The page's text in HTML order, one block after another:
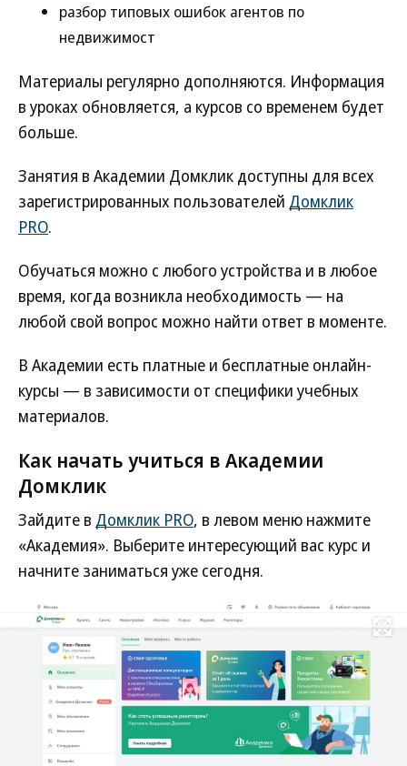
разбор типовых ошибок агентов по
недвижимост
Материалы регулярно дополняются. Информация
в уроках обновляется, а курсов со временем будет
больше.
Занятия в Академии Домклик доступны для всех
зарегистрированных пользователей Домклик
PRO.
Обучаться можно с любого устройства и в любое
время, когда возникла необходимость — на
любой свой вопрос можно найти ответ в моменте.
В Академии есть платные и бесплатные онлайн-
курсы — в зависимости от специфики учебных
материалов.
Как начать учиться в Академии
Домклик
Зайдите в Домклик PRO, в левом меню нажмите
«Академия». Выберите интересующий вас курс и
начните заниматься уже сегодня.
Развернуть